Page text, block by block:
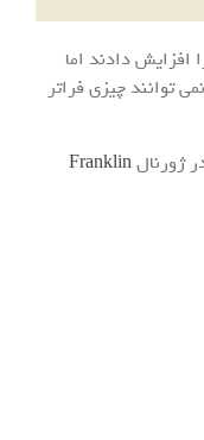
دادند اما
توانند چیزی فراتر
ژورنالFranklin